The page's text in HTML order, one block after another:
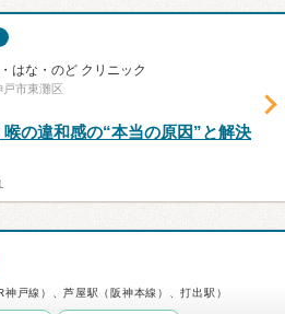
はな・のど クリニック
市東灘区
喉の違和感の“本当の原因”と解決
戸線）、芦屋駅（阪神本線）、打出駅）